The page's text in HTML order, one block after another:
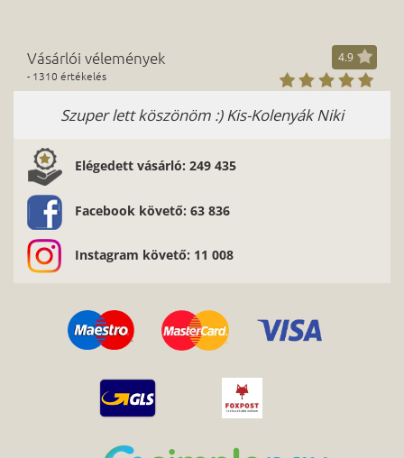
Vásárlói vélemények
- 1310 értékelés
4.9
Szuper lett köszönöm :) Kis-Kolenyák Niki
Elégedett vásárló: 249 435
Facebook követő: 63 836
Instagram követő: 11 008